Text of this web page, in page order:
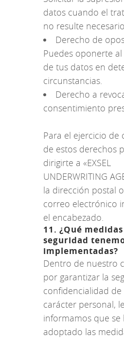
datos cuando el
no resulte
Derecho de
Puedes oponerte
de tus datos en
circunstancias.
Derecho a
consentimiento
Para el ejercicio de
de estos derechos
dirigirte a «EXSEL
UNDERWRITING
la dirección postal
correo electrónico
el encabezado.
11. ¿Qué
seguridad
implementadas?
Dentro de nuestro
por garantizar la
confidencialidad de
carácter personal, le
informamos que se
adoptado las